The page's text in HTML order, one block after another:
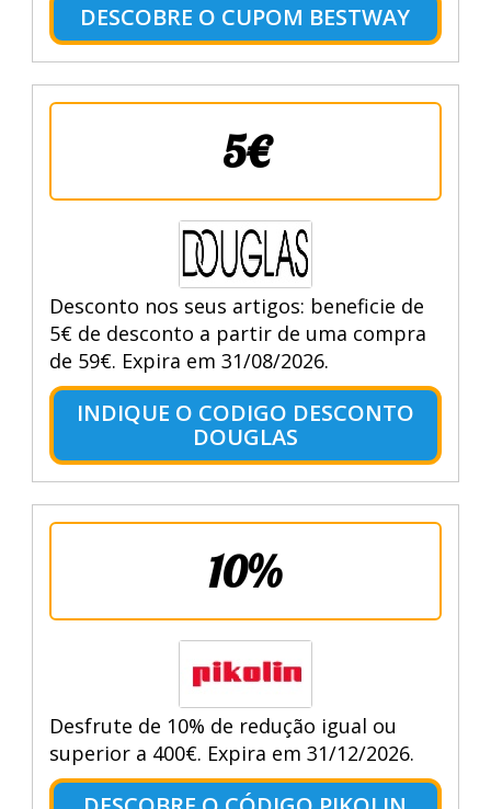
DESCOBRE O CUPOM BESTWAY
5€
Desconto nos seus artigos: beneficie de
5€ de desconto a partir de uma compra
de 59€. Expira em 31/08/2026.
INDIQUE O CODIGO DESCONTO
DOUGLAS
10%
Desfrute de 10% de redução igual ou
superior a 400€. Expira em 31/12/2026.